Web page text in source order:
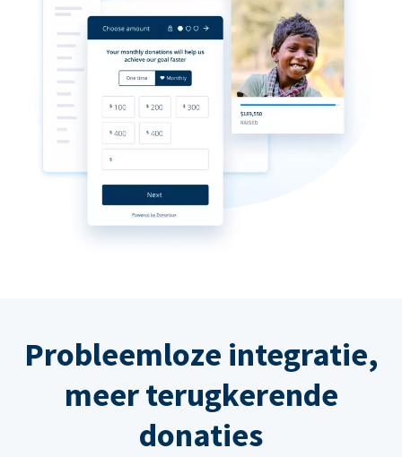
Probleemloze integratie,
meer terugkerende
donaties